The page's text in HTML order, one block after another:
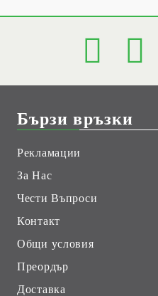
Бързи връзки
Рекламации
За Нас
Чести Въпроси
Контакт
Общи условия
Преордър
Доставка